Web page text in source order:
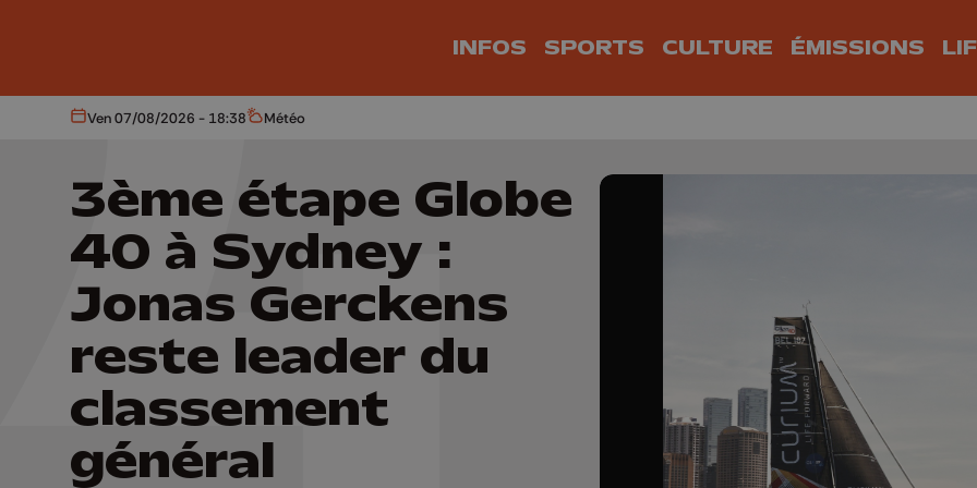
INFOS SPORTS CULTURE ÉMISSIONS
Aujourd'hui
Ven 07/08/2026 - 18:38 Météo
Météo
3ème étape Globe
40 à Sydney :
Jonas Gerckens
reste leader du
classement
général